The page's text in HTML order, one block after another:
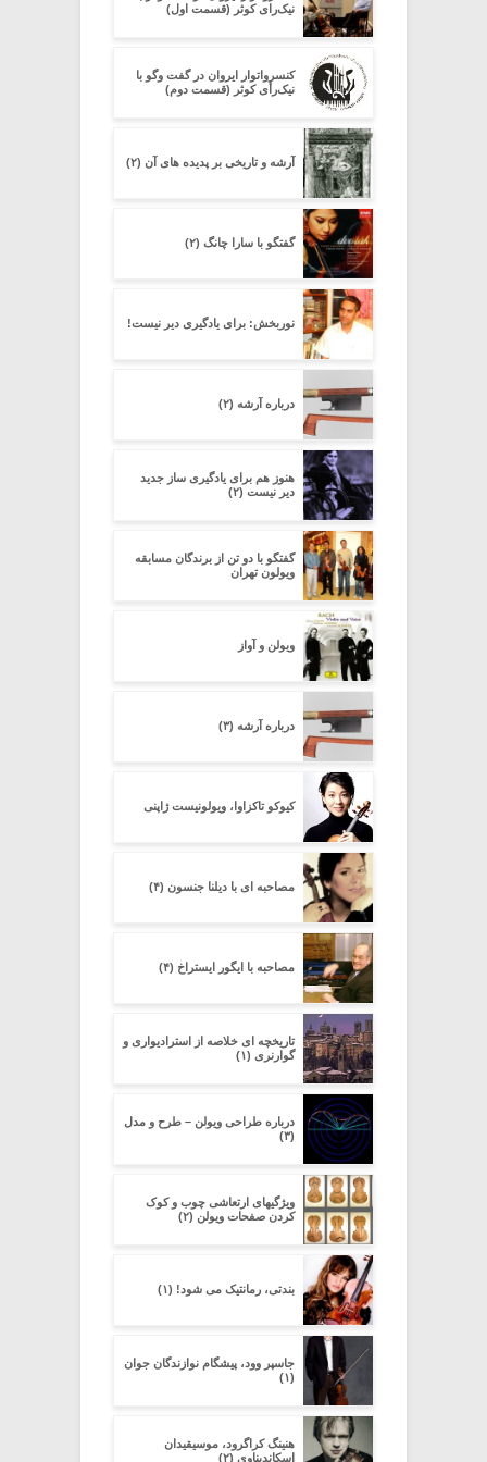
نیک‌رای کوثر (قسمت اول)
کنسرواتوار ایروان در گفت وگو با
نیک‌رأی کوثر (قسمت دوم)
آرشه و تاریخی بر پدیده های آن (۲)
گفتگو با سارا چانگ (۲)
نوربخش: برای یادگیری دیر نیست!
درباره آرشه (۲)
هنوز هم برای یادگیری ساز جدید
دیر نیست (۲)
گفتگو با دو تن از برندگان مسابقه
ویولون تهران
ویولن و آواز
درباره آرشه (۳)
کیوکو تاکزاوا، ویولونیست ژاپنی
مصاحبه ای با دیلنا جنسون (۴)
مصاحبه با ایگور ایستراخ (۴)
تاریخچه ای خلاصه از استرادیواری و
گوارنری (۱)
درباره طراحی ویولن – طرح و مدل
(۳)
ویژگیهای ارتعاشی چوب و کوک
کردن صفحات ویولن (۲)
بندتی، رمانتیک می شود! (۱)
جاسپر وود، پیشگام نوازندگان جوان
(۱)
هنینگ کراگرود، موسیقیدان
اسکاندیناوی (۲)